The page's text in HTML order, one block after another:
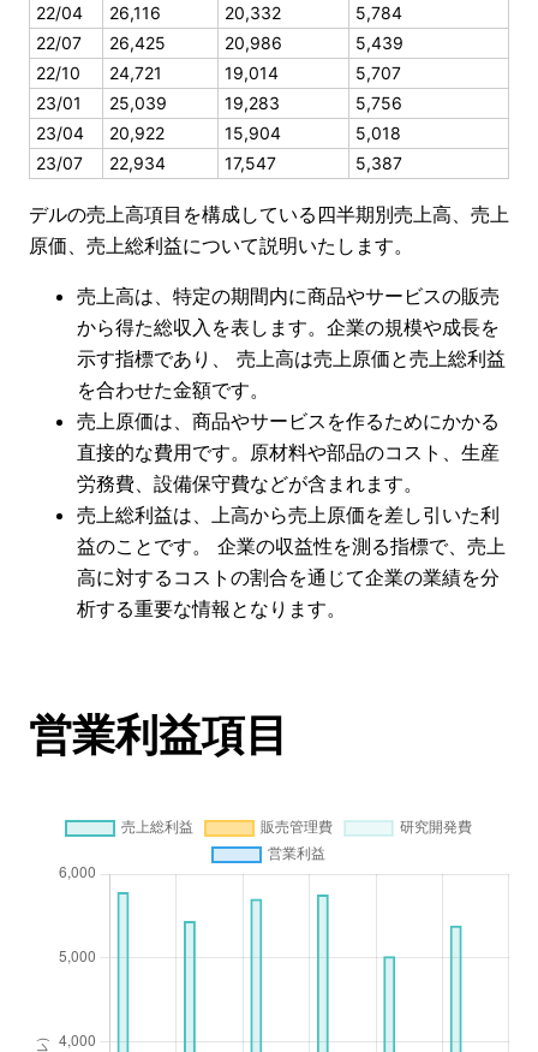
22/04
26,116 20,332
5,784
22/07
26,425 20,986
5,439
22/10
24,721 19,014
5,707
23/01
25,039 19,283
5,756
23/04
20,922 15,904
5,018
23/07
22,934 17,547 5,387
デルの売上高項目を構成している四半期別売上高、売上
原価、売上総利益について説明いたします。
売上高は、特定の期間内に商品やサービスの販売
から得た総収入を表します。企業の規模や成長を
示す指標であり、 売上高は売上原価と売上総利益
を合わせた金額です。
売上原価は、商品やサービスを作るためにかかる
直接的な費用です。原材料や部品のコスト、生産
労務費、設備保守費などが含まれます。
売上総利益は、上高から売上原価を差し引いた利
益のことです。 企業の収益性を測る指標で、売上
高に対するコストの割合を通じて企業の業績を分
析する重要な情報となります。
営業利益項目